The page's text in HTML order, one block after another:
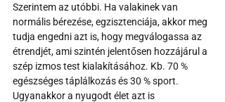
Szerintem az utóbbi. Ha valakinek van
normális bérezése, egzisztenciája, akkor meg
tudja engedni azt is, hogy megválogassa az
étrendjét, ami szintén jelentősen hozzájárul a
szép izmos test kialakításához. Kb. 70 %
egészséges táplálkozás és 30 % sport.
Ugyanakkor a nyugodt élet azt is